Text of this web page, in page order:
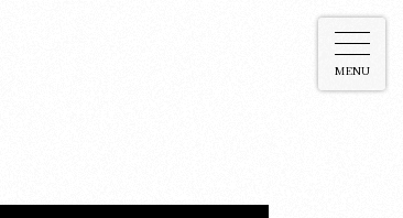
MENU